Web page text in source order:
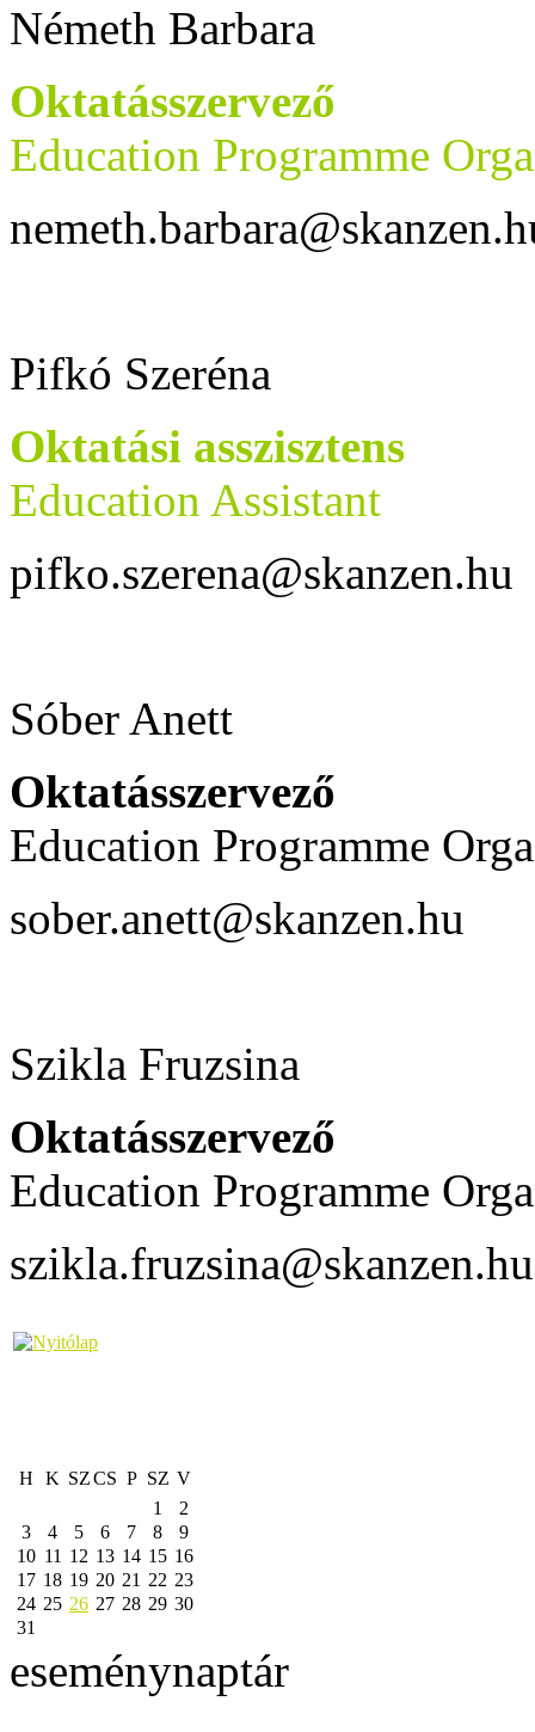
Németh Barbara
Oktatásszervező
Education Programme
Pifkó Szeréna
Oktatási asszisztens
Education Assistant
pifko.szerena@skanzen.hu
Sóber Anett
Oktatásszervező
Education Programme
sober.anett@skanzen.hu
Szikla Fruzsina
Oktatásszervező
Education Programme
szikla.fruzsina@skanzen.hu
H K SZCS P SZ V
1
2
3
4 5 6 7 8
9
10 11 12 13 14 15 16
17 18 19 20 21 22 23
24 25 26 27 28 29 30
31
eseménynaptár